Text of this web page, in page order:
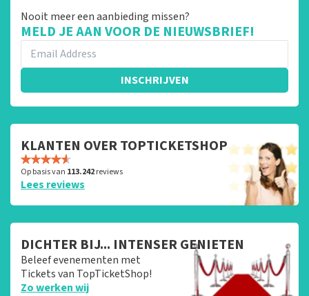
Nooit meer een aanbieding missen?
MELD JE AAN VOOR DE NIEUWSBRIEF!
INSCHRIJVEN
KLANTEN OVER TOPTICKETSHOP
Op basis van 113.242reviews
Lees reviews
DICHTER BIJ... INTENSER GENIETEN
Beleef evenementen met
Tickets van TopTicketShop!
Zo werken wij